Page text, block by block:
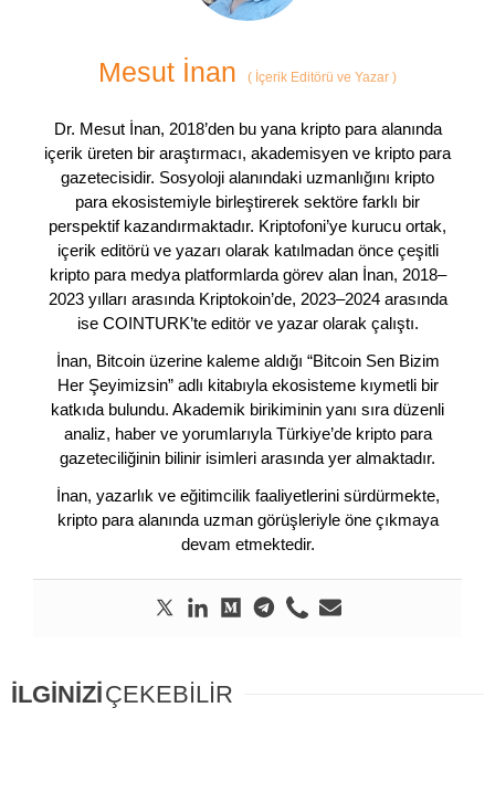
Mesut İnan ( İçerik Editörü ve Yazar )
Dr. Mesut İnan, 2018’den bu yana kripto para alanında
içerik üreten bir araştırmacı, akademisyen ve kripto para
gazetecisidir. Sosyoloji alanındaki uzmanlığını kripto
para ekosistemiyle birleştirerek sektöre farklı bir
perspektif kazandırmaktadır. Kriptofoni’ye kurucu ortak,
içerik editörü ve yazarı olarak katılmadan önce çeşitli
kripto para medya platformlarda görev alan İnan, 2018–
2023 yılları arasında Kriptokoin’de, 2023–2024 arasında
ise COINTURK’te editör ve yazar olarak çalıştı.
İnan, Bitcoin üzerine kaleme aldığı “Bitcoin Sen Bizim
Her Şeyimizsin” adlı kitabıyla ekosisteme kıymetli bir
katkıda bulundu. Akademik birikiminin yanı sıra düzenli
analiz, haber ve yorumlarıyla Türkiye’de kripto para
gazeteciliğinin bilinir isimleri arasında yer almaktadır.
İnan, yazarlık ve eğitimcilik faaliyetlerini sürdürmekte,
kripto para alanında uzman görüşleriyle öne çıkmaya
devam etmektedir.
İLGİNİZİÇEKEBİLİR